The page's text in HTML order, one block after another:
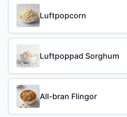
Luftpopcorn
Luftpoppad Sorghum
All-bran Flingor